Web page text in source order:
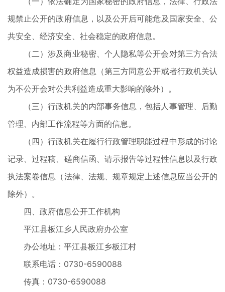
规禁止公开的政府信息，以及公开后可能危及国家安全、公
共安全、经济安全、社会稳定的政府信息。
（二）涉及商业秘密、个人隐私等公开会对第三方合法
权益造成损害的政府信息（第三方同意公开或者行政机关认
为不公开会对公共利益造成重大影响的除外）。
（三）行政机关的内部事务信息，包括人事管理、后勤
管理、内部工作流程等方面的信息。
（四）行政机关在履行行政管理职能过程中形成的讨论
记录、过程稿、磋商信函、请示报告等过程性信息以及行政
执法案卷信息（法律、法规、规章规定上述信息应当公开的
除外）。
四、政府信息公开工作机构
平江县板江乡人民政府办公室
办公地址：平江县板江乡板江村
联系电话：0730-6590088
传真：0730-6590088